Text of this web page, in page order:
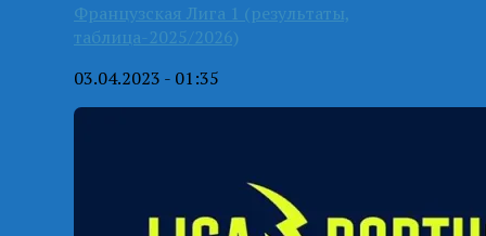
Французская Лига 1 (результаты,
таблица-2025/2026)
03.04.2023 - 01:35